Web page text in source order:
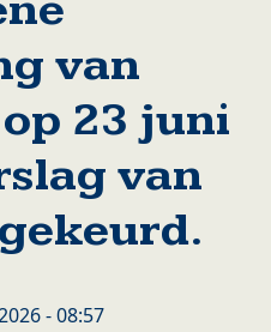
van
23 juni
van
- 08:57